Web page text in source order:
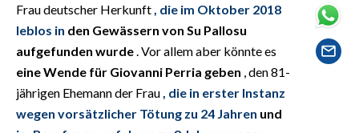
FOTO
VIDEO
ABBONATI
Frau deutscher Herkunft , die im Oktober 2018
leblos in den Gewässern von Su Pallosu
aufgefunden wurde . Vor allem aber könnte es
eine Wende für Giovanni Perria geben , den 81-
jährigen Ehemann der Frau , die in erster Instanz
wegen vorsätzlicher Tötung zu 24 Jahren und